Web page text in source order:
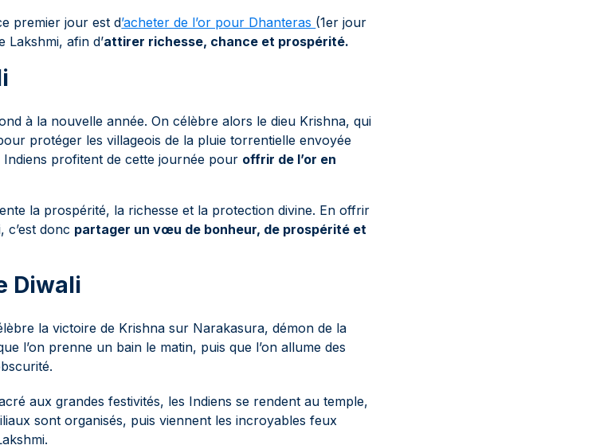
premier jour est d’acheter de l’or pour Dhanteras (1er jour
Lakshmi, afin d’attirer richesse, chance et prospérité.
à la nouvelle année. On célèbre alors le dieu Krishna, qui
protéger les villageois de la pluie torrentielle envoyée
profitent de cette journée pour offrir de l’or en
la prospérité, la richesse et la protection divine. En offrir
c’est donc partager un vœu de bonheur, de prospérité et
Diwali
la victoire de Krishna sur Narakasura, démon de la
l’on prenne un bain le matin, puis que l’on allume des
aux grandes festivités, les Indiens se rendent au temple,
sont organisés, puis viennent les incroyables feux